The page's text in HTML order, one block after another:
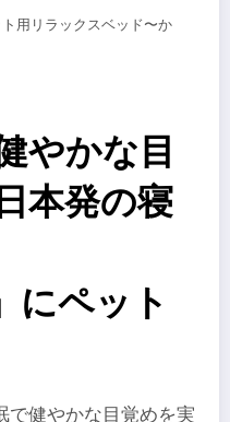
用リラックスベッド〜か
やかな目
本発の寝
にペット
で健やかな目覚めを実